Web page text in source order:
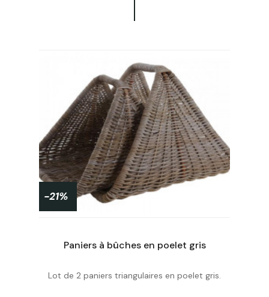
-21%
Paniers à bûches en poelet gris
Lot de 2 paniers triangulaires en poelet gris.